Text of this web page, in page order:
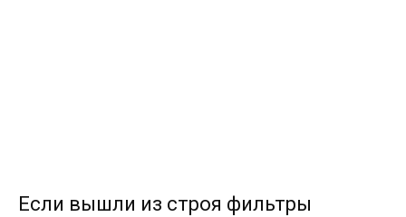
Если вышли из строя фильтры